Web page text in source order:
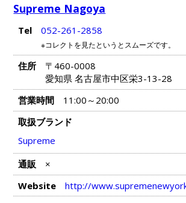
Supreme Nagoya
Tel 052-261-2858
※コレクトを見たというとスムーズです。
住所
〒460-0008
愛知県 名古屋市中区栄3-13-28
営業時間
11:00～20:00
取扱ブランド
Supreme
通販
×
Website
http://